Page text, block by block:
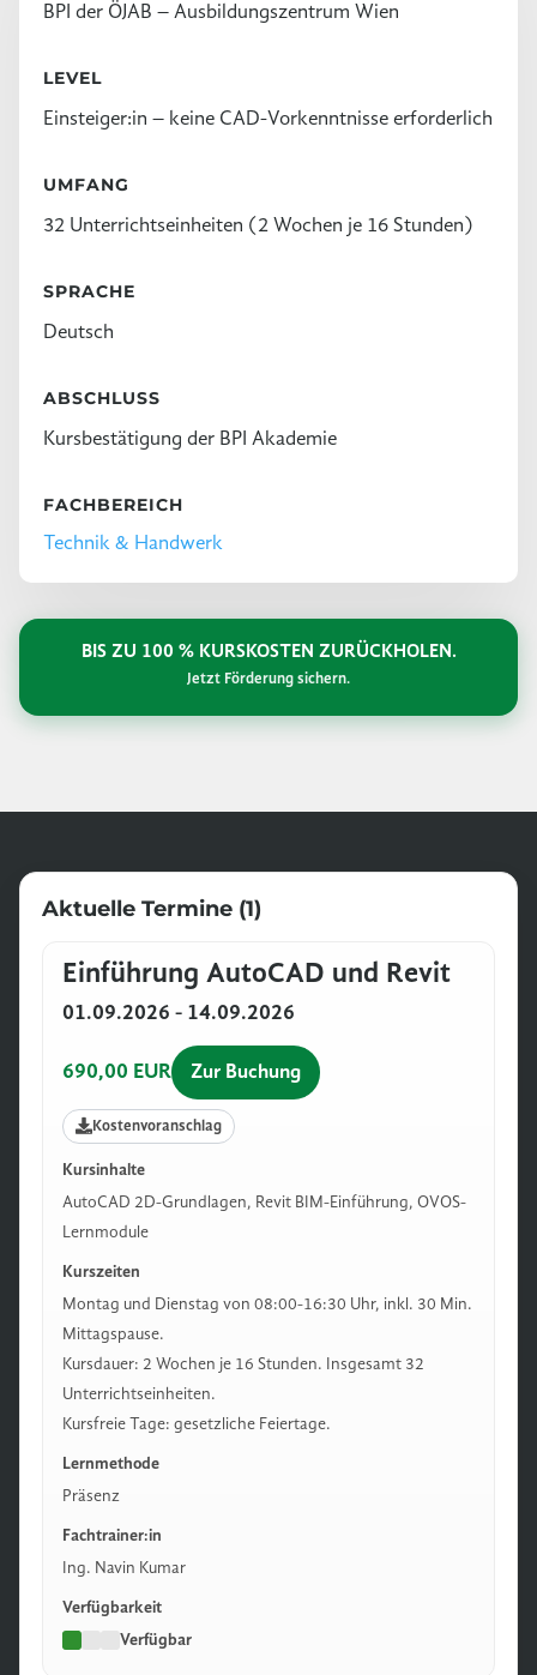
BPI der ÖJAB – Ausbildungszentrum Wien
LEVEL
Einsteiger:in – keine CAD-Vorkenntnisse erforderlich
UMFANG
32 Unterrichtseinheiten (2 Wochen je 16 Stunden)
SPRACHE
Deutsch
ABSCHLUSS
Kursbestätigung der BPI Akademie
FACHBEREICH
Technik & Handwerk
BIS ZU 100 % KURSKOSTEN ZURÜCKHOLEN.
Jetzt Förderung sichern.
Aktuelle Termine (1)
Einführung AutoCAD und Revit
01.09.2026 - 14.09.2026
690,00 EUR Zur Buchung
Kostenvoranschlag
Kursinhalte
AutoCAD 2D-Grundlagen, Revit BIM-Einführung, OVOS-
Lernmodule
Kurszeiten
Montag und Dienstag von 08:00-16:30 Uhr, inkl. 30 Min.
Mittagspause.
Kursdauer: 2 Wochen je 16 Stunden. Insgesamt 32
Unterrichtseinheiten.
Kursfreie Tage: gesetzliche Feiertage.
Lernmethode
Präsenz
Fachtrainer:in
Ing. Navin Kumar
Verfügbarkeit
Verfügbar